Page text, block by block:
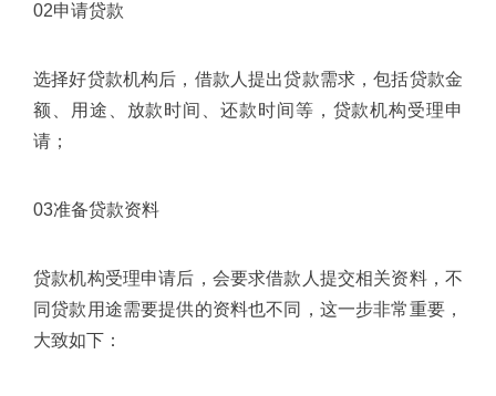
02申请贷款
选择好贷款机构后，借款人提出贷款需求，包括贷款金
额、用途、放款时间、还款时间等，贷款机构受理申
请；
03准备贷款资料
贷款机构受理申请后，会要求借款人提交相关资料，不
同贷款用途需要提供的资料也不同，这一步非常重要，
大致如下：